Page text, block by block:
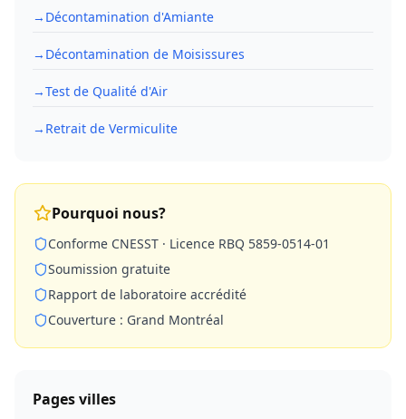
→ Décontamination d'Amiante
→ Décontamination de Moisissures
→Test de Qualité d'Air
→ Retrait de Vermiculite
Pourquoi nous?
Conforme CNESST · Licence RBQ 5859-0514-01
Soumission gratuite
Rapport de laboratoire accrédité
Couverture : Grand Montréal
Pages villes